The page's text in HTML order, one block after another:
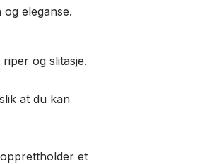
eleganse.
og slitasje.
at du kan
et